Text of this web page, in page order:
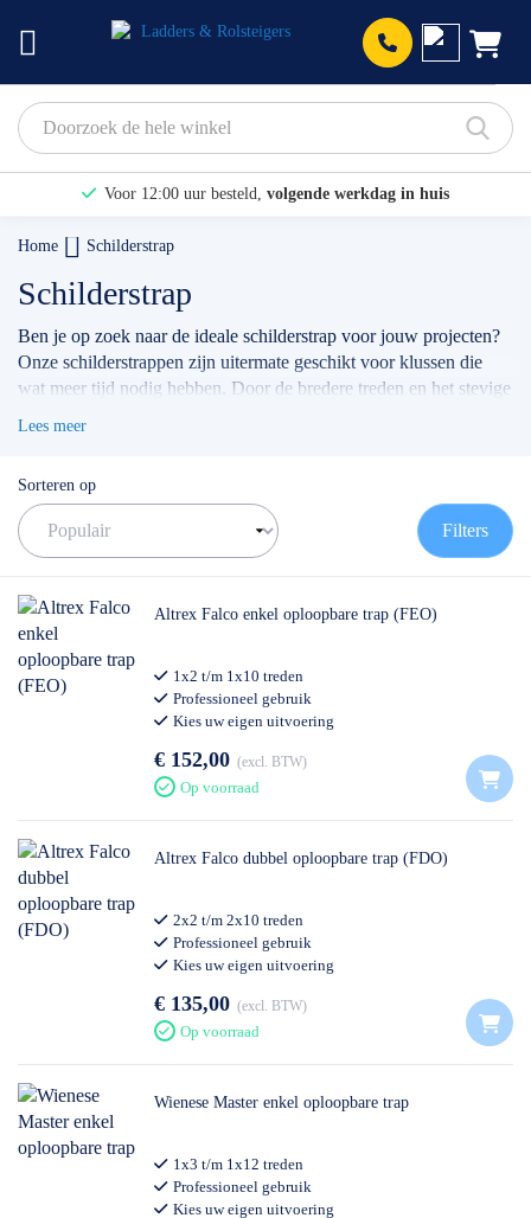
Voor 12:00 uur besteld, volgende werkdag in huis
Home Schilderstrap
Schilderstrap
Ben je op zoek naar de ideale schilderstrap voor jouw projecten?
Onze schilderstrappen zijn uitermate geschikt voor klussen die
wat meer tijd nodig hebben. Door de bredere treden en het stevige
✅Meedenkende klantenservice
✅ Contact:0511- 40 25 64, ofmail
Lees meer
Sorteren op
Filters
Altrex Falco enkel oploopbare trap (FEO)
1x2 t/m 1x10 treden
Professioneel gebruik
Kies uw eigen uitvoering
€ 152,00 excl. BTW
Op voorraad
Altrex Falco dubbel oploopbare trap (FDO)
2x2 t/m 2x10 treden
Professioneel gebruik
Kies uw eigen uitvoering
€ 135,00 excl. BTW
Op voorraad
Wienese Master enkel oploopbare trap
1x3 t/m 1x12 treden
Professioneel gebruik
Kies uw eigen uitvoering